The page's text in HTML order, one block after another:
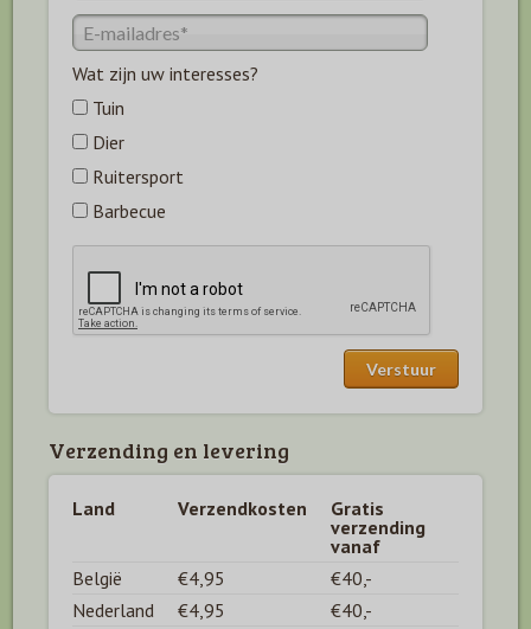
Wat zijn uw interesses?
Tuin
Dier
Ruitersport
Barbecue
Verzending en levering
Land Verzendkosten
Gratis
verzending
vanaf
België
€4,95
€40,-
Nederland
€4,95
€40,-